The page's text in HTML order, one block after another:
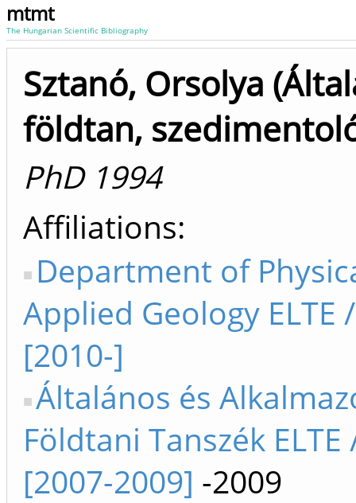
mtmt
The Hungarian Scientific Bibliography
Sztanó, Orsolya
földtan,
PhD 1994
Affiliations
Department of
Applied Geology ELTE
[2010-]
Általános és
Földtani Tanszék ELTE
[2007-2009] -2009